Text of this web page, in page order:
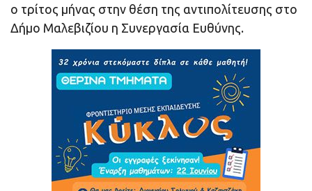
ο τρίτος μήνας στην θέση της αντιπολίτευσης στο
Δήμο Μαλεβιζίου η Συνεργασία Ευθύνης.